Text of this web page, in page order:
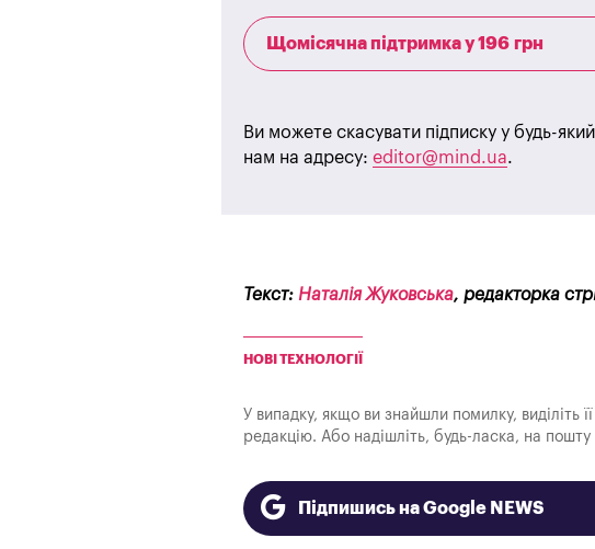
Щомісячна підтримка у 196 грн
Ви можете скасувати підписку у будь-
нам на адресу: editor@mind.ua.
Текст: Наталія Жуковська, редакторка
НОВІ ТЕХНОЛОГІЇ
У випадку, якщо ви знайшли помилку, виділіть
редакцію. Або надішліть, будь-ласка, на пошту
Підпишись на Google NEWS